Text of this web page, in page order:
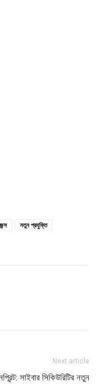
নতুন প্রযুক্তি
Next article
সাইবার সিকিউরিটির নতুন